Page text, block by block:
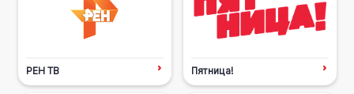
РЕН ТВ Пятница!